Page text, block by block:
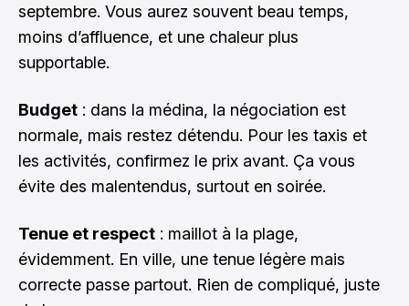
septembre. Vous aurez souvent beau temps,
moins d’affluence, et une chaleur plus
supportable.
Budget : dans la médina, la négociation est
normale, mais restez détendu. Pour les taxis et
les activités, confirmez le prix avant. Ça vous
évite des malentendus, surtout en soirée.
Tenue et respect : maillot à la plage,
évidemment. En ville, une tenue légère mais
correcte passe partout. Rien de compliqué, juste